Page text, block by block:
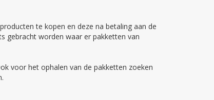
te kopen en deze na betaling aan de
gebracht worden waar er pakketten van
voor het ophalen van de pakketten zoeken